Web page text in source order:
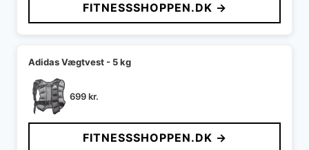
FITNESSSHOPPEN.DK →
Adidas Vægtvest - 5 kg
699kr.
FITNESSSHOPPEN.DK →